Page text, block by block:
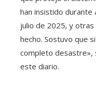
han insistido durante
julio de 2025, y otras
hecho. Sostuvo que
completo desastre»,
este diario.